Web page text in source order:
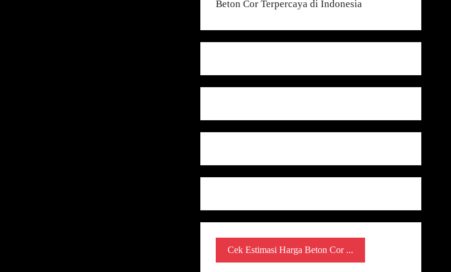
Cek Estimasi Harga Beton Cor ...